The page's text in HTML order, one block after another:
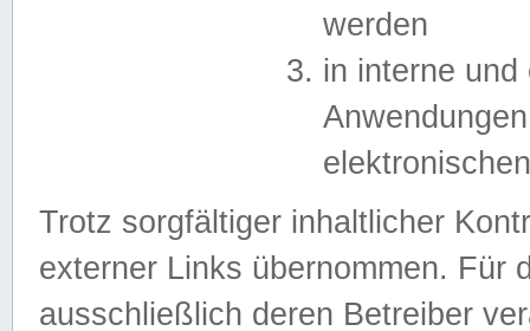
werden
in interne
Trotz sorgfältiger inhaltlicher
externer Links übernommen. Für
ausschließlich deren Betreiber